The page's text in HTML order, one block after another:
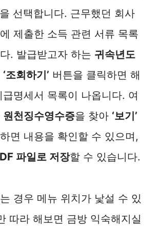
을 선택합니다. 근무했던 회사
제출한 소득 관련 서류 목록
. 발급받고자 하는 귀속년도
‘조회하기’ 버튼을 클릭하면 해
명세서 목록이 나옵니다. 여
원천징수영수증을 찾아 ‘보기’
면 내용을 확인할 수 있으며,
파일로 저장할 수 있습니다.
경우 메뉴 위치가 낯설 수 있
따라 해보면 금방 익숙해지실